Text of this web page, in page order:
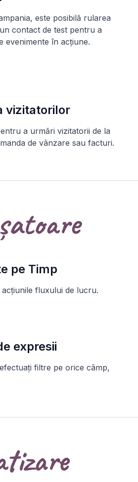
este posibilă rularea
contact de test pentru a
evenimente în acțiune.
vizitatorilor
a urmări vizitatorii de la
de vânzare sau facturi.
pe Timp
fluxului de lucru.
expresii
filtre pe orice câmp,